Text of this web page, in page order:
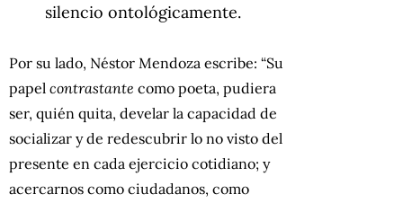
silencio ontológicamente.
Por su lado, Néstor Mendoza escribe: “Su
papel contrastante como poeta, pudiera
ser, quién quita, develar la capacidad de
socializar y de redescubrir lo no visto del
presente en cada ejercicio cotidiano; y
acercarnos como ciudadanos, como